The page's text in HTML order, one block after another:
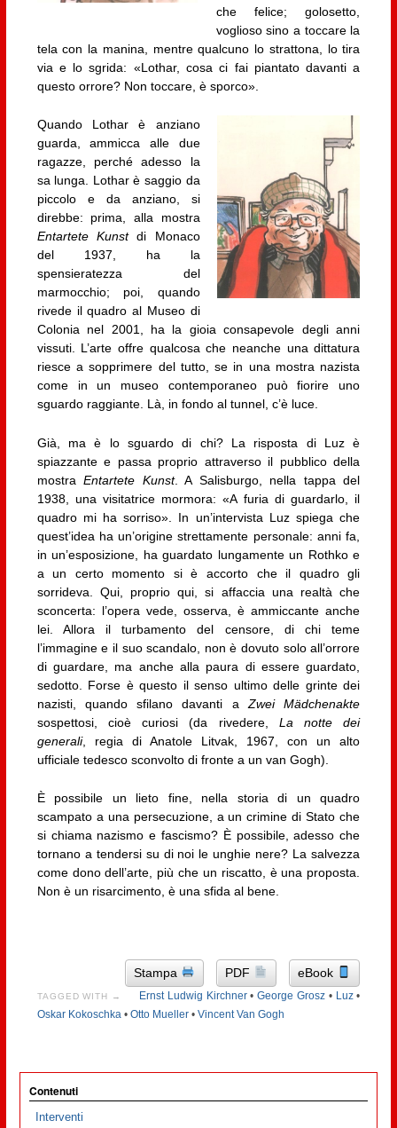
che felice; golosetto,
voglioso sino a toccare la
tela con la manina, mentre qualcuno lo strattona, lo tira
via e lo sgrida: «Lothar, cosa ci fai piantato davanti a
questo orrore? Non toccare, è sporco».
Quando Lothar è anziano
guarda, ammicca alle due
ragazze, perché adesso la
sa lunga. Lothar è saggio da
piccolo e da anziano, si
direbbe: prima, alla mostra
Entartete Kunstdi Monaco
del 1937, ha la
spensieratezza del
marmocchio; poi, quando
rivede il quadro al Museo di
Colonia nel 2001, ha la gioia consapevole degli anni
vissuti. L’arte offre qualcosa che neanche una dittatura
riesce a sopprimere del tutto, se in una mostra nazista
come in un museo contemporaneo può fiorire uno
sguardo raggiante. Là, in fondo al tunnel, c’è luce.
Già, ma è lo sguardo di chi? La risposta di Luz è
spiazzante e passa proprio attraverso il pubblico della
mostraEntartete Kunst. A Salisburgo, nella tappa del
1938, una visitatrice mormora: «A furia di guardarlo, il
quadro mi ha sorriso». In un’intervista Luz spiega che
quest’idea ha un’origine strettamente personale: anni fa,
in un’esposizione, ha guardato lungamente un Rothko e
a un certo momento si è accorto che il quadro gli
sorrideva. Qui, proprio qui, si affaccia una realtà che
sconcerta: l’opera vede, osserva, è ammiccante anche
lei. Allora il turbamento del censore, di chi teme
l’immagine e il suo scandalo, non è dovuto solo all’orrore
di guardare, ma anche alla paura di essere guardato,
sedotto. Forse è questo il senso ultimo delle grinte dei
nazisti, quando sfilano davanti aZwei Mädchenakte
sospettosi, cioè curiosi (da rivedere, La notte dei
generali, regia di Anatole Litvak, 1967, con un alto
ufficiale tedesco sconvolto di fronte a un van Gogh).
È possibile un lieto fine, nella storia di un quadro
scampato a una persecuzione, a un crimine di Stato che
si chiama nazismo e fascismo? È possibile, adesso che
tornano a tendersi su di noi le unghie nere? La salvezza
come dono dell’arte, più che un riscatto, è una proposta.
Non è un risarcimento, è una sfida al bene.
Stampa PDF eBook
TAGGED WITH → Ernst Ludwig Kirchner•George Grosz• Luz•
Oskar Kokoschka• Otto Mueller• Vincent Van Gogh
Contenuti
Interventi